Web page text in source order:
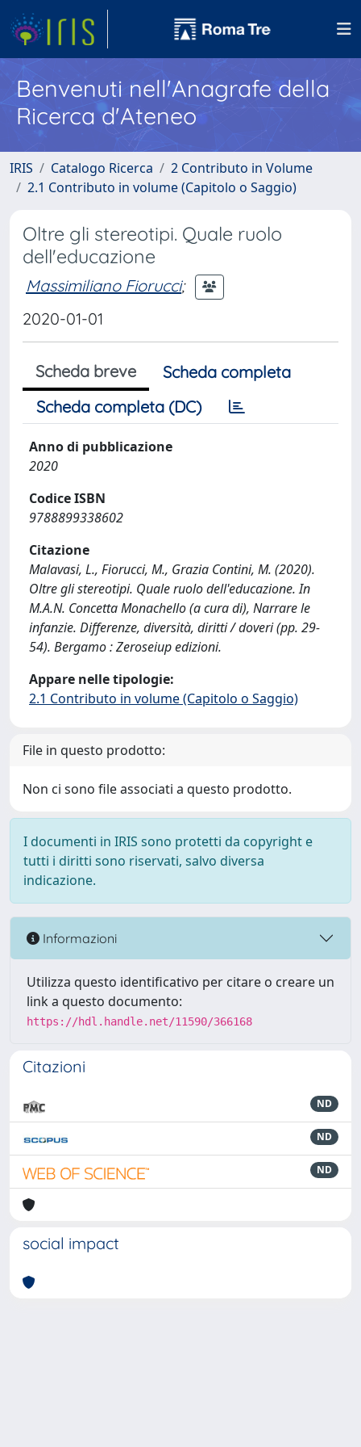
Benvenuti nell'Anagrafe della
Ricerca d'Ateneo
IRIS Catalogo Ricerca
2 Contributo in Volume
2.1 Contributo in volume (Capitolo o Saggio)
Oltre gli stereotipi. Quale ruolo
dell'educazione
Massimiliano Fiorucci;
2020-01-01
Scheda breve
Scheda completa
Scheda completa (DC)
Anno di pubblicazione
2020
Codice ISBN
9788899338602
Citazione
Malavasi, L., Fiorucci, M., Grazia Contini, M. (2020).
Oltre gli stereotipi. Quale ruolo dell'educazione. In
M.A.N. Concetta Monachello (a cura di), Narrare le
infanzie. Differenze, diversità, diritti / doveri (pp. 29-
54). Bergamo : Zeroseiup edizioni.
Appare nelle tipologie:
2.1 Contributo in volume (Capitolo o Saggio)
File in questo prodotto:
Non ci sono file associati a questo prodotto.
I documenti in IRIS sono protetti da copyright e
tutti i diritti sono riservati, salvo diversa
indicazione.
Informazioni
Utilizza questo identificativo per citare o creare un
link a questo documento:
https://hdl.handle.net/11590/366168
Citazioni
ND
ND
ND
social impact